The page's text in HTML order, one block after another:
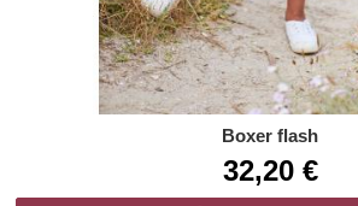
Boxer flash
32,20 €